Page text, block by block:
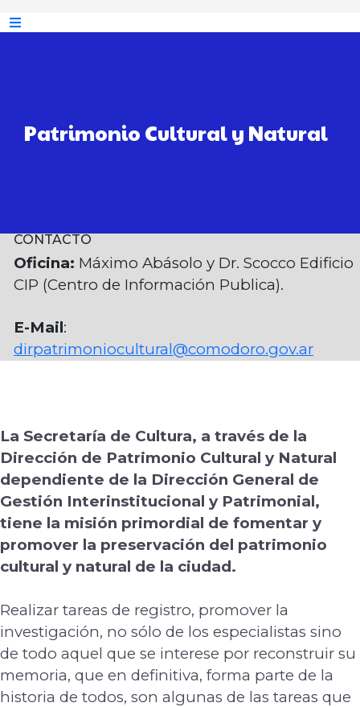
Patrimonio Cultural y Natural
CONTACTO
Oficina: Máximo Abásolo y Dr. Scocco Edificio
CIP (Centro de Información Publica).
E-Mail:
dirpatrimoniocultural@comodoro.gov.ar
La Secretaría de Cultura, a través de la
Dirección de Patrimonio Cultural y Natural
dependiente de la Dirección General de
Gestión Interinstitucional y Patrimonial,
tiene la misión primordial de fomentar y
promover la preservación del patrimonio
cultural y natural de la ciudad.
Realizar tareas de registro, promover la
investigación, no sólo de los especialistas sino
de todo aquel que se interese por reconstruir su
memoria, que en definitiva, forma parte de la
historia de todos, son algunas de las tareas que